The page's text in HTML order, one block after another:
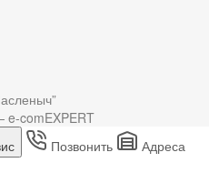
e-comEXPERT
Позвонить Адреса